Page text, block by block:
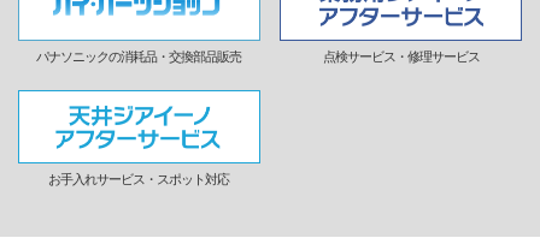
パナソニックの消耗品・交換部品販売 点検サービス・修理サービス
お手入れサービス・スポット対応